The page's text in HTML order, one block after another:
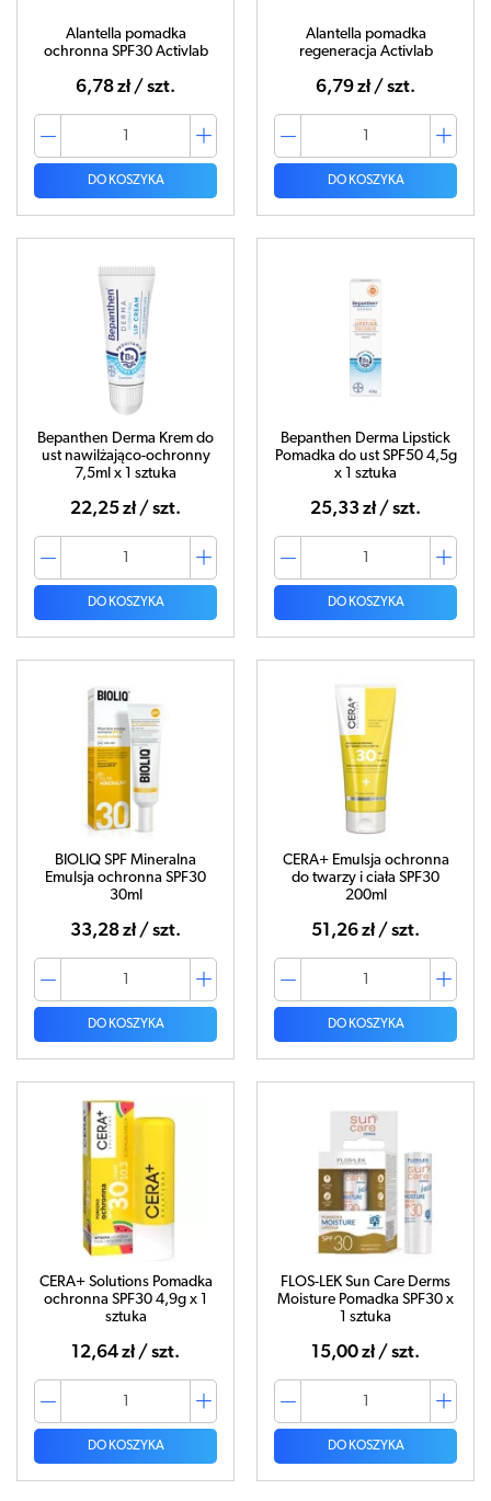
Alantella pomadka
ochronna SPF30 Activlab
6,78 zł / szt.
DO KOSZYKA
Alantella pomadka
regeneracja Activlab
6,79 zł / szt.
DO KOSZYKA
Bepanthen Derma Krem do
ust nawilżająco-ochronny
7,5ml x 1 sztuka
22,25 zł / szt.
DO KOSZYKA
Bepanthen Derma Lipstick
Pomadka do ust SPF50 4,5g
x 1 sztuka
25,33 zł / szt.
DO KOSZYKA
BIOLIQ SPF Mineralna
Emulsja ochronna SPF30
30ml
33,28 zł / szt.
DO KOSZYKA
CERA+ Emulsja ochronna
do twarzy i ciała SPF30
200ml
51,26 zł / szt.
DO KOSZYKA
CERA+ Solutions Pomadka
ochronna SPF30 4,9g x 1
sztuka
12,64 zł / szt.
DO KOSZYKA
FLOS-LEK Sun Care Derms
Moisture Pomadka SPF30 x
1 sztuka
15,00 zł / szt.
DO KOSZYKA